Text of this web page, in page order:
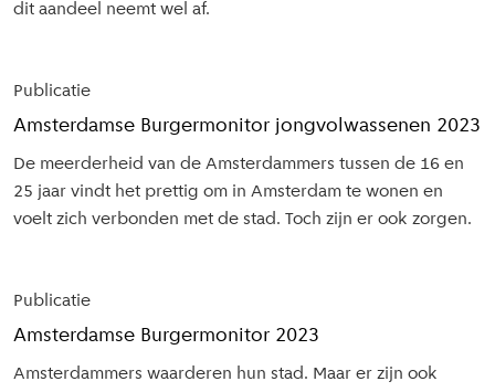
dit aandeel neemt wel af.
Amsterdamse Burgermonitor jongvolwassenen 2023
Publicatie
De meerderheid van de Amsterdammers tussen de 16 en
25 jaar vindt het prettig om in Amsterdam te wonen en
voelt zich verbonden met de stad. Toch zijn er ook zorgen.
Amsterdamse Burgermonitor 2023
Publicatie
Amsterdammers waarderen hun stad. Maar er zijn ook